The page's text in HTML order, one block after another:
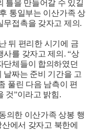
틀을 만들어갈 수 있길
통일부는 이산가족 상
무접촉을 갖자고 제의.
뒤 편리한 시기에 금
사를 갖자고 제의. “상
단체들이 합의하였던
짜는 준비 기간을 고
풀린 다음 남측이 편
것”이라고 밝힘.
의한 이산가족 상봉 행
에서 갖자고 북한에